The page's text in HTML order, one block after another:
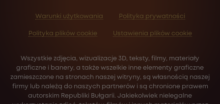
Warunki użytkowania Polityka prywatności
Polityka plików cookie Ustawienia plików cookie
Wszystkie zdjęcia, wizualizacje 3D, teksty, filmy, materiały
graficzne i banery, a także wszelkie inne elementy graficzne
zamieszczone na stronach naszej witryny, są własnością naszej
firmy lub należą do naszych partnerów i są chronione prawem
autorskim Republiki Bułgarii. Jakiekolwiek nielegalne